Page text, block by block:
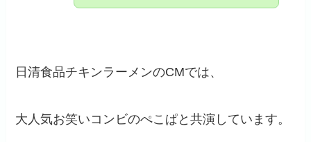
日清食品チキンラーメンのCMでは、
大人気お笑いコンビのぺこぱと共演しています。